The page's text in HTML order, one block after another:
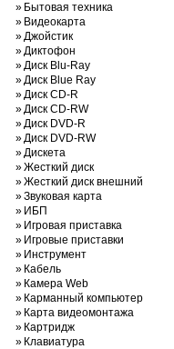
» Бытовая техника
» Видеокарта
»Джойстик
»Диктофон
»Диск Blu-Ray
»Диск Blue Ray
»Диск CD-R
»Диск CD-RW
»Диск DVD-R
»Диск DVD-RW
»Дискета
»Жесткий диск
»Жесткий диск внешний
»Звуковая карта
» ИБП
» Игровая приставка
» Игровые приставки
» Инструмент
» Кабель
» Камера Web
» Карманный компьютер
» Карта видеомонтажа
» Картридж
» Клавиатура